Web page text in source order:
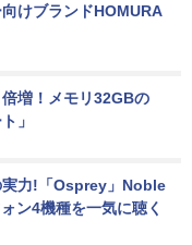
けブランドHOMURA
増！メモリ32GBの
」
実力!「Osprey」Noble
ン4機種を一気に聴く